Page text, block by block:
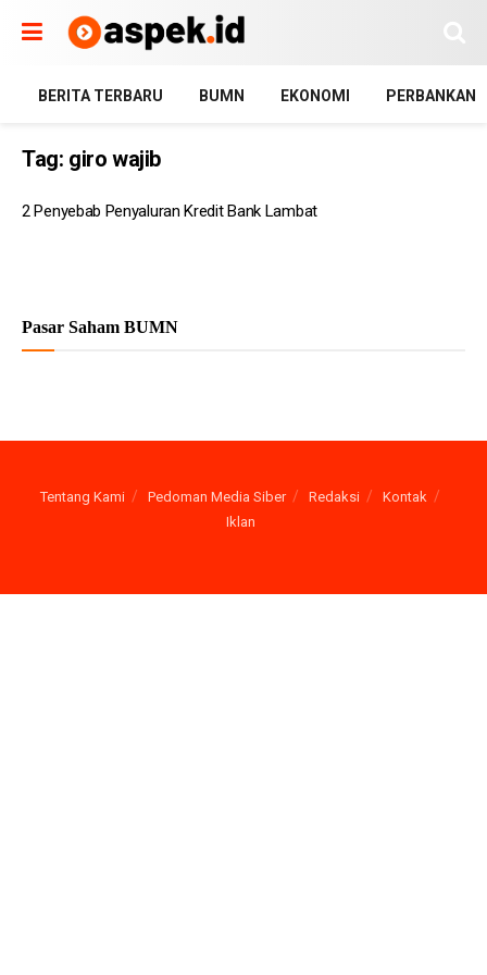
BERITA TERBARU BUMN EKONOMI PERBANKAN
Tag: giro wajib
2 Penyebab Penyaluran Kredit Bank Lambat
Pasar Saham BUMN
Tentang Kami Pedoman Media Siber Redaksi
Kontak
Iklan